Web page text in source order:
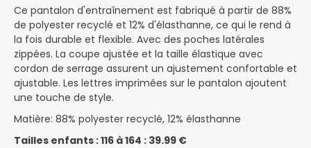
Ce pantalon d'entraînement est fabriqué à partir de 88%
de polyester recyclé et 12% d'élasthanne, ce qui le rend à
la fois durable et flexible. Avec des poches latérales
zippées. La coupe ajustée et la taille élastique avec
cordon de serrage assurent un ajustement confortable et
ajustable. Les lettres imprimées sur le pantalon ajoutent
une touche de style.
Matière: 88% polyester recyclé, 12% élasthanne
Tailles enfants : 116 à 164 : 39.99 €